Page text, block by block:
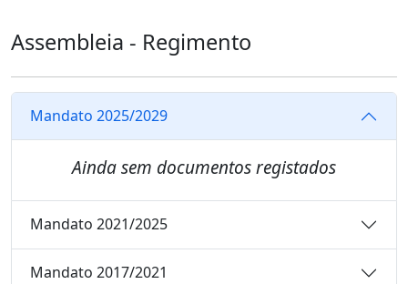
Assembleia - Regimento
Mandato 2025/2029
Ainda sem documentos registados
Mandato 2021/2025
Mandato 2017/2021